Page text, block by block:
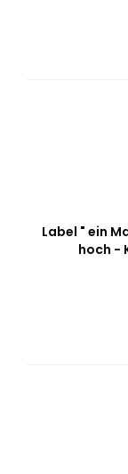
Label " ein
hoch -